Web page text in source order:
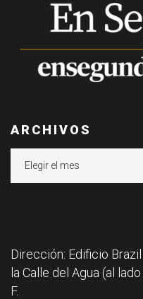
ARCHIVOS
Dirección: Edificio
la Calle del Agua (al
F.